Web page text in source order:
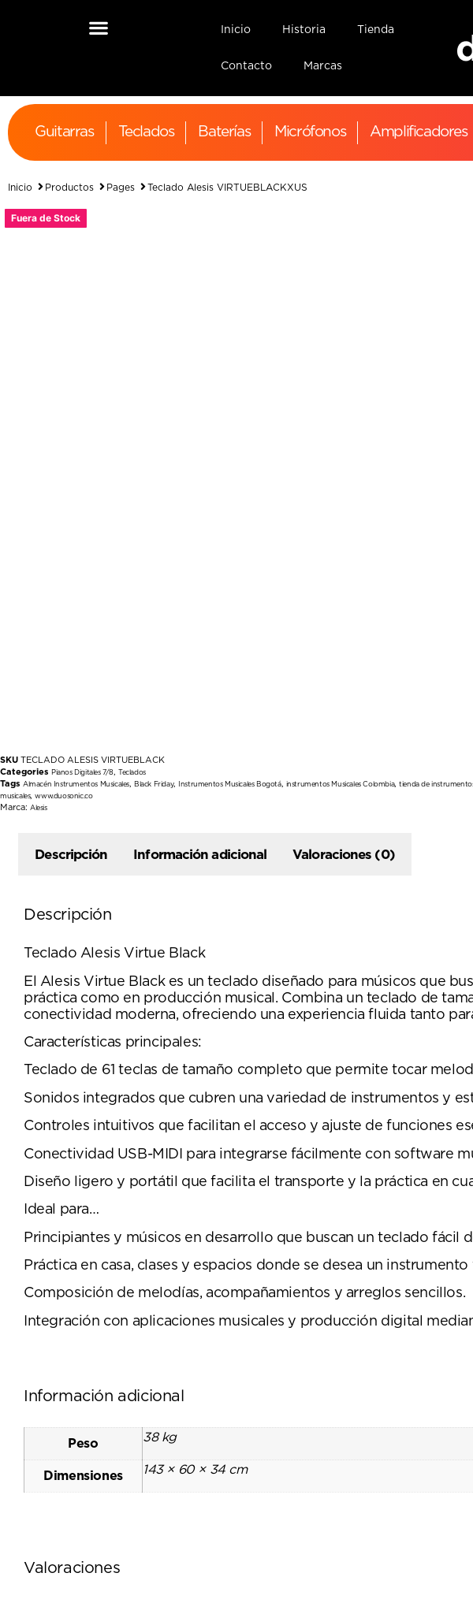
Inicio Historia Tienda
Contacto Marcas
Guitarras Teclados Baterías Micrófonos Amplificadores
Inicio Productos Pages Teclado Alesis VIRTUEBLACKXUS
Fuera de Stock
SKU TECLADO ALESIS VIRTUEBLACK
Categories Pianos Digitales 7/8, Teclados
Tags Almacén Instrumentos Musicales, Black Friday, Instrumentos Musicales Bogotá, instrumentos Musicales Colombia,tienda de
musicales,www.duosonic.co
Marca: Alesis
Descripción Información adicional Valoraciones (0)
Descripción
Teclado Alesis Virtue Black
El Alesis Virtue Black es un teclado diseñado para músicos que
práctica como en producción musical. Combina un teclado de
conectividad moderna, ofreciendo una experiencia fluida tanto
Características principales:
Teclado de 61 teclas de tamaño completo que permite tocar
Sonidos integrados que cubren una variedad de instrumentos y
Controles intuitivos que facilitan el acceso y ajuste de funciones
Conectividad USB-MIDI para integrarse fácilmente con software
Diseño ligero y portátil que facilita el transporte y la práctica en
Ideal para…
Principiantes y músicos en desarrollo que buscan un teclado fácil
Práctica en casa, clases y espacios donde se desea un instrumento
Composición de melodías, acompañamientos y arreglos sencillos.
Integración con aplicaciones musicales y producción digital
Información adicional
Peso 38 kg
Dimensiones 143 × 60 × 34 cm
Valoraciones